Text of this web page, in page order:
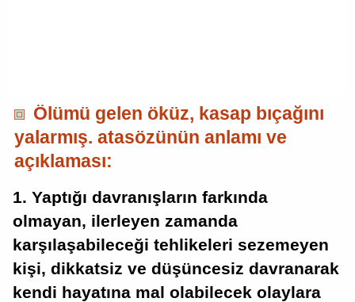
Ölümü gelen öküz, kasap bıçağını
yalarmış. atasözünün anlamı ve
açıklaması:
1. Yaptığı davranışların farkında
olmayan, ilerleyen zamanda
karşılaşabileceği tehlikeleri sezemeyen
kişi, dikkatsiz ve düşüncesiz davranarak
kendi hayatına mal olabilecek olaylara